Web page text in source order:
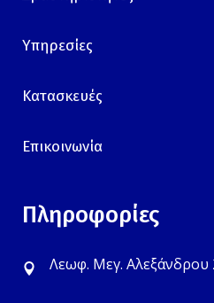
Υπηρεσίες
Κατασκευές
Επικοινωνία
Πληροφορίες
Λεωφ. Μεγ. Αλεξάνδρου